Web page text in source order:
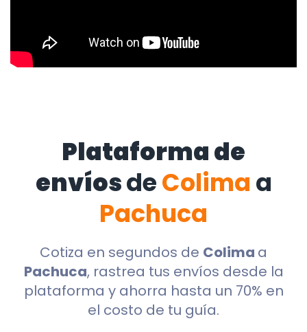
Plataforma de
envíosdeColima a
Pachuca
Cotiza en segundos de Colima a
Pachuca, rastrea tus envíos desde la
plataforma y ahorra hasta un 70% en
el costo de tu guía.